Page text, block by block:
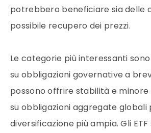
potrebbero beneficiare sia delle
possibile recupero dei prezzi.
Le categorie più interessanti sono
su obbligazioni governative a
possono offrire stabilità e minore
su obbligazioni aggregate
diversificazione più ampia. Gli